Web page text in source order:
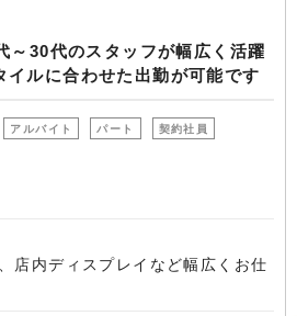
～30代のスタッフが幅広く活躍
イルに合わせた出勤が可能です
アルバイト パート 契約社員
店内ディスプレイなど幅広くお仕